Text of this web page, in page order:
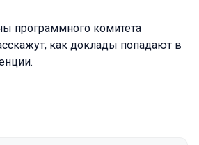
программного комитета
как доклады попадают в